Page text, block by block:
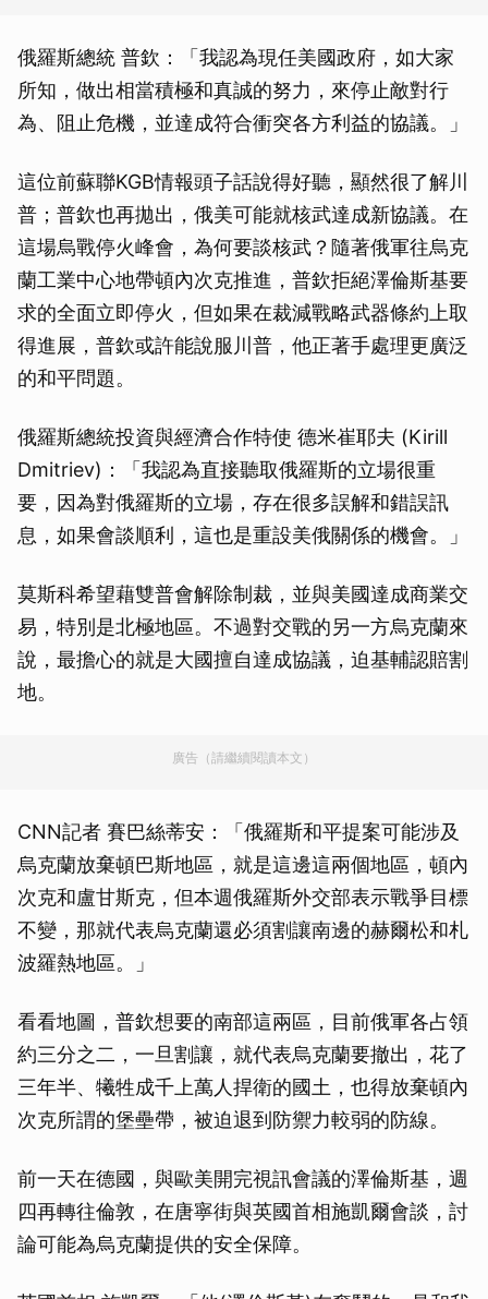
俄羅斯總統 普欽：「我認為現任美國政府，如大家
所知，做出相當積極和真誠的努力，來停止敵對行
為、阻止危機，並達成符合衝突各方利益的協議。」
這位前蘇聯KGB情報頭子話說得好聽，顯然很了解川
普；普欽也再拋出，俄美可能就核武達成新協議。在
這場烏戰停火峰會，為何要談核武？隨著俄軍往烏克
蘭工業中心地帶頓內次克推進，普欽拒絕澤倫斯基要
求的全面立即停火，但如果在裁減戰略武器條約上取
得進展，普欽或許能說服川普，他正著手處理更廣泛
的和平問題。
俄羅斯總統投資與經濟合作特使 德米崔耶夫 (Kirill
Dmitriev)：「我認為直接聽取俄羅斯的立場很重
要，因為對俄羅斯的立場，存在很多誤解和錯誤訊
息，如果會談順利，這也是重設美俄關係的機會。」
莫斯科希望藉雙普會解除制裁，並與美國達成商業交
易，特別是北極地區。不過對交戰的另一方烏克蘭來
說，最擔心的就是大國擅自達成協議，迫基輔認賠割
地。
廣告（請繼續閱讀本文）
CNN記者 賽巴絲蒂安：「俄羅斯和平提案可能涉及
烏克蘭放棄頓巴斯地區，就是這邊這兩個地區，頓內
次克和盧甘斯克，但本週俄羅斯外交部表示戰爭目標
不變，那就代表烏克蘭還必須割讓南邊的赫爾松和札
波羅熱地區。」
看看地圖，普欽想要的南部這兩區，目前俄軍各占領
約三分之二，一旦割讓，就代表烏克蘭要撤出，花了
三年半、犧牲成千上萬人捍衛的國土，也得放棄頓內
次克所謂的堡壘帶，被迫退到防禦力較弱的防線。
前一天在德國，與歐美開完視訊會議的澤倫斯基，週
四再轉往倫敦，在唐寧街與英國首相施凱爾會談，討
論可能為烏克蘭提供的安全保障。